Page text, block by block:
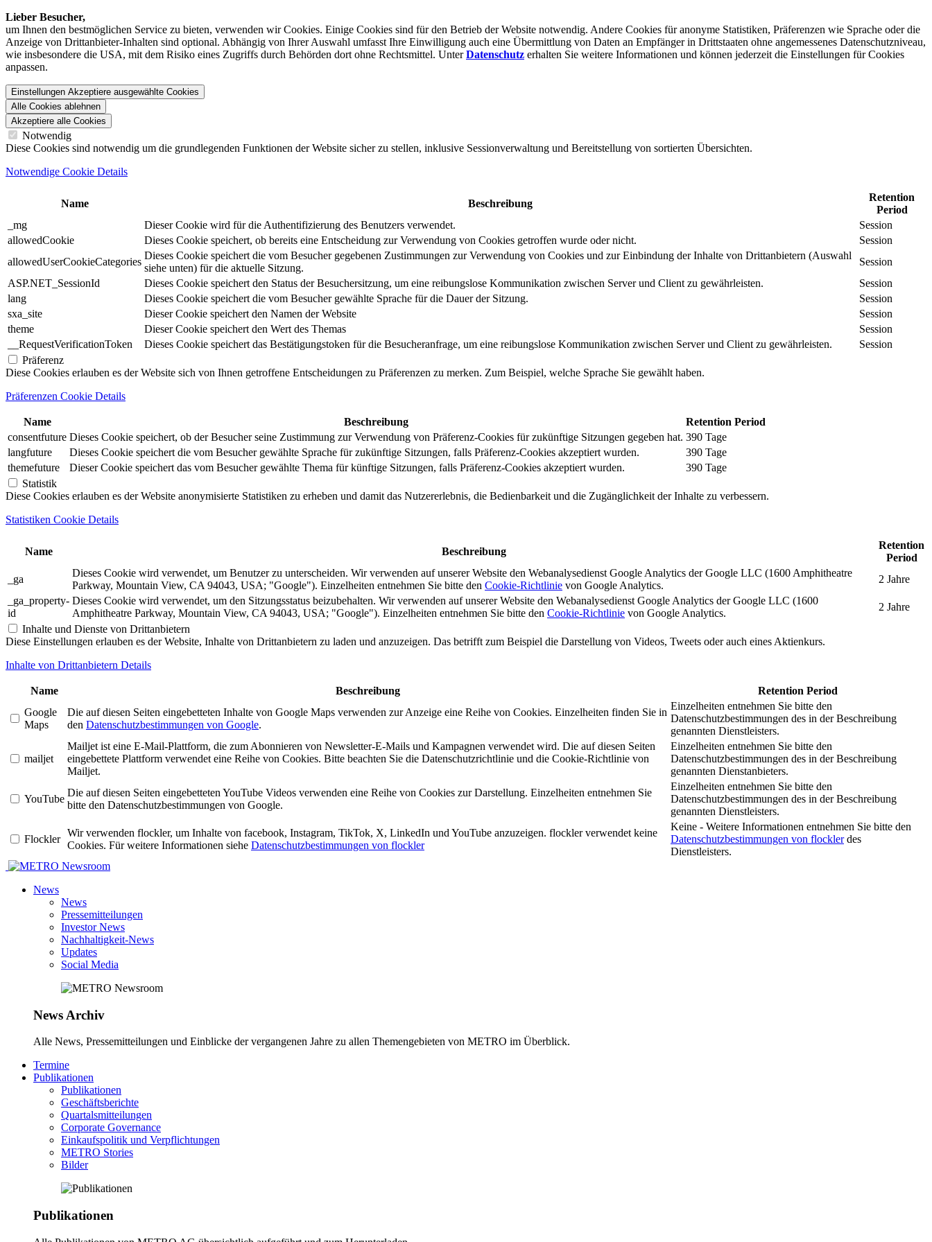
Lieber Besucher,
um Ihnen den best­möglichen Service zu bieten, verwenden wir Cookies. Einige Cookies sind für den Betrieb der Website notwendig. Andere Cookies für anonyme Statistiken, Präferenzen wie Sprache oder die
Anzeige von Dritt­anbieter-Inhalten sind optional. Abhängig von Ihrer Auswahl umfasst Ihre Einwilligung auch eine Übermittlung von Daten an Empfänger in Drittstaaten ohne angemessenes Daten­schutz­niveau,
wie insbesondere die USA, mit dem Risiko eines Zugriffs durch Behörden dort ohne Rechts­mittel. UnterDatenschutz erhalten Sie weitere Informationen und können jederzeit die Einstellungen für Cookies
anpassen.
Einstellungen Akzeptiere ausgewählte Cookies
Alle Cookies ablehnen
Akzeptiere alle Cookies
Notwendig
Diese Cookies sind notwendig um die grundlegenden Funktionen der Website sicher zu stellen, inklusive Sessionverwaltung und Bereitstellung von sortierten Übersichten.
Notwendige Cookie Details
Name Beschreibung
Retention
Period
_mg
Dieser Cookie wird für die Authentifizierung des Benutzers verwendet.
Session
allowedCookie
Dieses Cookie speichert, ob bereits eine Entscheidung zur Verwendung von Cookies getroffen wurde oder nicht.
Session
allowedUserCookieCategories
Dieses Cookie speichert die vom Besucher gegebenen Zustimmungen zur Verwendung von Cookies und zur Einbindung der Inhalte von Drittanbietern (Auswahl
siehe unten) für die aktuelle Sitzung.
Session
ASP.NET_SessionId
Dieses Cookie speichert den Status der Besuchersitzung, um eine reibungslose Kommunikation zwischen Server und Client zu gewährleisten.
Session
lang
Dieses Cookie speichert die vom Besucher gewählte Sprache für die Dauer der Sitzung.
Session
sxa_site
Dieser Cookie speichert den Namen der Website
Session
theme
Dieser Cookie speichert den Wert des Themas
Session
__RequestVerificationToken
Dieses Cookie speichert das Bestätigungstoken für die Besucheranfrage, um eine reibungslose Kommunikation zwischen Server und Client zu gewährleisten.
Session
Präferenz
Diese Cookies erlauben es der Website sich von Ihnen getroffene Entscheidungen zu Präferenzen zu merken. Zum Beispiel, welche Sprache Sie gewählt haben.
Präferenzen Cookie Details
Name Beschreibung
Retention Period
consentfuture Dieses Cookie speichert, ob der Besucher seine Zustimmung zur Verwendung von Präferenz-Cookies für zukünftige Sitzungen gegeben hat. 390 Tage
langfuture
Dieses Cookie speichert die vom Besucher gewählte Sprache für zukünftige Sitzungen, falls Präferenz-Cookies akzeptiert wurden.
390 Tage
themefuture
Dieser Cookie speichert das vom Besucher gewählte Thema für künftige Sitzungen, falls Präferenz-Cookies akzeptiert wurden.
390 Tage
Statistik
Diese Cookies erlauben es der Website anonymisierte Statistiken zu erheben und damit das Nutzererlebnis, die Bedienbarkeit und die Zugänglichkeit der Inhalte zu verbessern.
Statistiken Cookie Details
Name Beschreibung
Retention
Period
_ga
Dieses Cookie wird verwendet, um Benutzer zu unterscheiden. Wir verwenden auf unserer Website den Webanalysedienst Google Analytics der Google LLC (1600 Amphitheatre
Parkway, Mountain View, CA 94043, USA; "Google"). Einzelheiten entnehmen Sie bitte den Cookie-Richtlinie von Google Analytics.
2 Jahre
_ga_property-
id
Dieses Cookie wird verwendet, um den Sitzungsstatus beizubehalten. Wir verwenden auf unserer Website den Webanalysedienst Google Analytics der Google LLC (1600
Amphitheatre Parkway, Mountain View, CA 94043, USA; "Google"). Einzelheiten entnehmen Sie bitte den Cookie-Richtlinie von Google Analytics.
2 Jahre
Inhalte und Dienste von Drittanbietern
Diese Einstellungen erlauben es der Website, Inhalte von Drittanbietern zu laden und anzuzeigen. Das betrifft zum Beispiel die Darstellung von Videos, Tweets oder auch eines Aktienkurs.
Inhalte von Drittanbietern Details
Name Beschreibung
Retention Period
Google
Maps
Die auf diesen Seiten eingebetteten Inhalte von Google Maps verwenden zur Anzeige eine Reihe von Cookies. Einzelheiten finden Sie in
den Datenschutzbestimmungen von Google.
Einzelheiten entnehmen Sie bitte den
Datenschutzbestimmungen des in der Beschreibung
genannten Dienstleisters.
mailjet
Mailjet ist eine E-Mail-Plattform, die zum Abonnieren von Newsletter-E-Mails und Kampagnen verwendet wird. Die auf diesen Seiten
eingebettete Plattform verwendet eine Reihe von Cookies. Bitte beachten Sie die Datenschutzrichtlinie und die Cookie-Richtlinie von
Mailjet.
Einzelheiten entnehmen Sie bitte den
Datenschutzbestimmungen des in der Beschreibung
genannten Dienstanbieters.
YouTube
Die auf diesen Seiten eingebetteten YouTube Videos verwenden eine Reihe von Cookies zur Darstellung. Einzelheiten entnehmen Sie
bitte den Datenschutzbestimmungen von Google.
Einzelheiten entnehmen Sie bitte den
Datenschutzbestimmungen des in der Beschreibung
genannten Dienstleisters.
Flockler
Wir verwenden flockler, um Inhalte von facebook, Instagram, TikTok, X, LinkedIn und YouTube anzuzeigen. flockler verwendet keine
Cookies. Für weitere Informationen siehe Datenschutzbestimmungen von flockler
Keine - Weitere Informationen entnehmen Sie bitte den
Datenschutzbestimmungen von flocklerdes
Dienstleisters.
Newsroom
News
News
Pressemitteilungen
Investor News
Nachhaltigkeit-News
Updates
Social Media
News Archiv
Alle News, Pressemitteilungen und Einblicke der vergangenen Jahre zu allen Themengebieten von METRO im Überblick.
Termine
Publikationen
Publikationen
Geschäftsberichte
Quartalsmitteilungen
Corporate Governance
Einkaufspolitik und Verpflichtungen
METRO Stories
Bilder
Publikationen